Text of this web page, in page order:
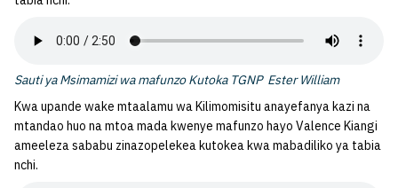
Sauti ya Msimamizi wa mafunzo Kutoka TGNP Ester William
Kwa upande wake mtaalamu wa Kilimomisitu anayefanya kazi na
mtandao huo na mtoa mada kwenye mafunzo hayo Valence Kiangi
ameeleza sababu zinazopelekea kutokea kwa mabadiliko ya tabia
nchi.